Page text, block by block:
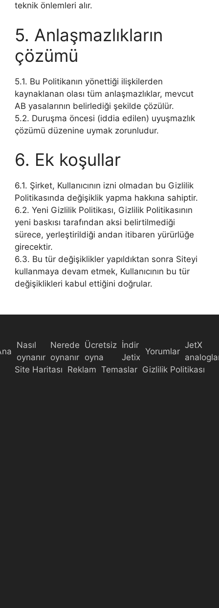
teknik önlemleri alır.
5. Anlaşmazlıkların
çözümü
5.1. Bu Politikanın yönettiği ilişkilerden
kaynaklanan olası tüm anlaşmazlıklar, mevcut
AB yasalarının belirlediği şekilde çözülür.
5.2. Duruşma öncesi (iddia edilen) uyuşmazlık
çözümü düzenine uymak zorunludur.
6. Ek koşullar
6.1. Şirket, Kullanıcının izni olmadan bu Gizlilik
Politikasında değişiklik yapma hakkına sahiptir.
6.2. Yeni Gizlilik Politikası, Gizlilik Politikasının
yeni baskısı tarafından aksi belirtilmediği
sürece, yerleştirildiği andan itibaren yürürlüğe
girecektir.
6.3. Bu tür değişiklikler yapıldıktan sonra Siteyi
kullanmaya devam etmek, Kullanıcının bu tür
değişiklikleri kabul ettiğini doğrular.
Nasıl
oynanır
Nerede
oynanır
Ücretsiz
oyna
İndir
Jetix
Yorumlar
JetX
Site Haritası Reklam Temaslar Gizlilik Politikası